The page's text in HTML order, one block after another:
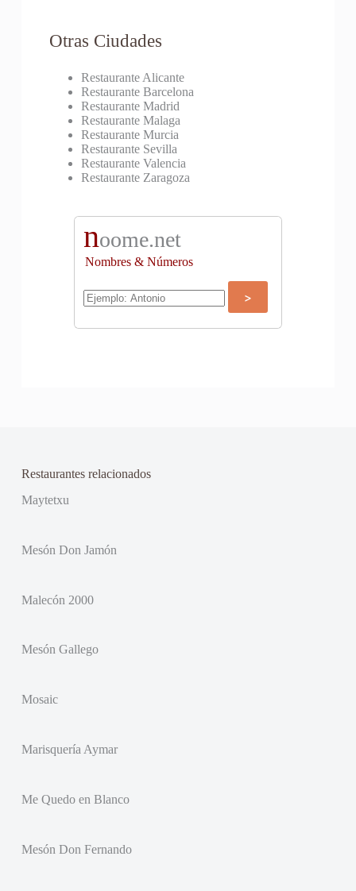
Otras Ciudades
Restaurante Alicante
Restaurante Barcelona
Restaurante Madrid
Restaurante Malaga
Restaurante Murcia
Restaurante Sevilla
Restaurante Valencia
Restaurante Zaragoza
noome.net
Nombres & Números
Restaurantes relacionados
Maytetxu
Mesón Don Jamón
Malecón 2000
Mesón Gallego
Mosaic
Marisquería Aymar
Me Quedo en Blanco
Mesón Don Fernando